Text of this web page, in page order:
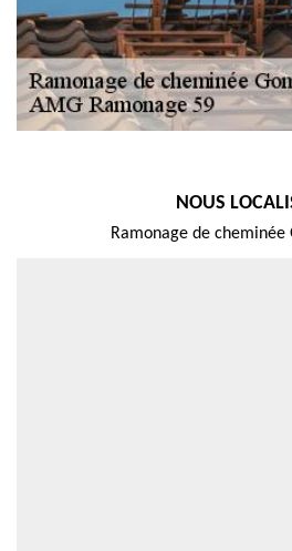
NOUS
Ramonage de cheminée